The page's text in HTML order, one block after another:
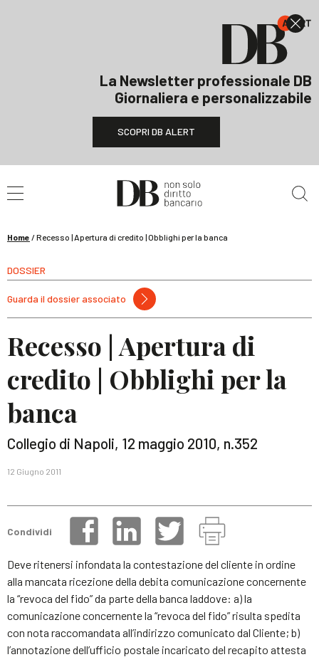
La Newsletter professionale DB
Giornaliera e personalizzabile
SCOPRI DB ALERT
Home /Recesso | Apertura di credito | Obblighi per la banca
DOSSIER
Guarda il dossier associato
Recesso | Apertura di
credito | Obblighi per la
banca
Collegio di Napoli, 12 maggio 2010, n.352
12 Giugno 2011
Condividi
Deve ritenersi infondata la contestazione del cliente in ordine
alla mancata ricezione della debita comunicazione concernente
la “revoca del fido” da parte della banca laddove: a) la
comunicazione concernente la “revoca del fido” risulta spedita
con nota raccomandata all’indirizzo comunicato dal Cliente; b)
l’annotazione dell’ufficio postale incaricato del recapito attesta